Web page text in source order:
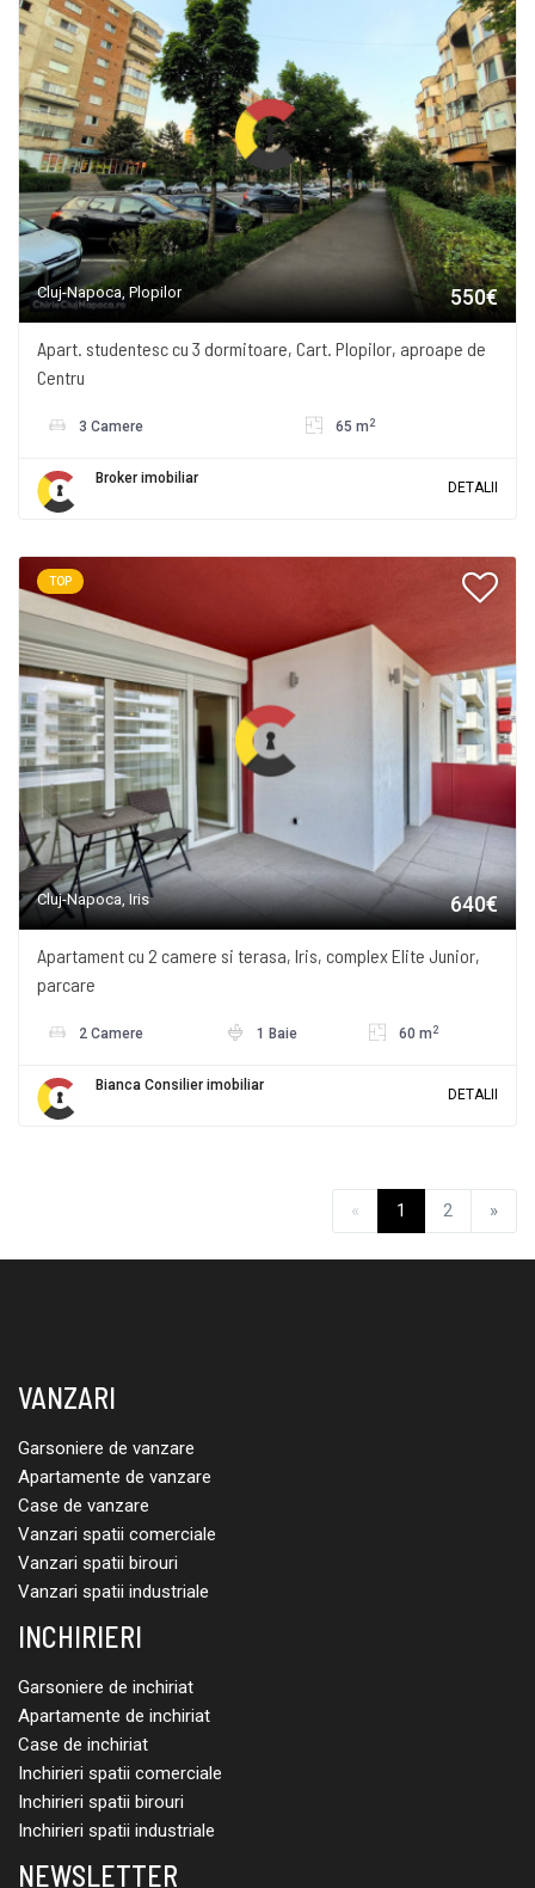
Cluj-Napoca, Plopilor 550€
Apart. studentesc cu 3 dormitoare, Cart. Plopilor, aproape de
Centru
3 Camere 65 m 2
Broker imobiliar
DETALII
TOP
Cluj-Napoca, Iris 640€
Apartament cu 2 camere si terasa, Iris, complex Elite Junior,
parcare
2 Camere 1 Baie 60 m 2
Bianca Consilier imobiliar
DETALII
« 1 2 »
VANZARI
Garsoniere de vanzare
Apartamente de vanzare
Case de vanzare
Vanzari spatii comerciale
Vanzari spatii birouri
Vanzari spatii industriale
INCHIRIERI
Garsoniere de inchiriat
Apartamente de inchiriat
Case de inchiriat
Inchirieri spatii comerciale
Inchirieri spatii birouri
Inchirieri spatii industriale
NEWSLETTER